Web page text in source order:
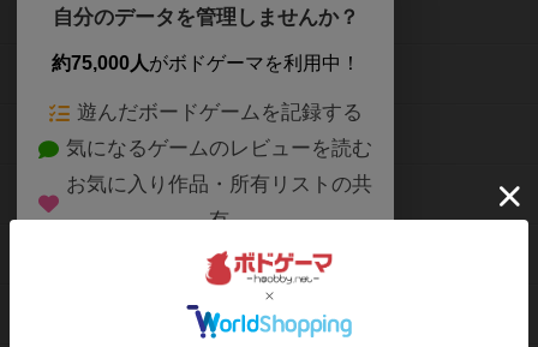
自分のデータを管理しませんか？
約75,000人がボドゲーマを利用中！
遊んだボードゲームを記録する
気になるゲームのレビューを読む
お気に入り作品・所有リストの共
有
ログイン / 会員登録（10秒）
ボードゲームを検索する
ボードゲームの新着レビュー
ボードゲーム会情報
メカニクス特集
掲示板・トピックス
ボドとも・会員一覧